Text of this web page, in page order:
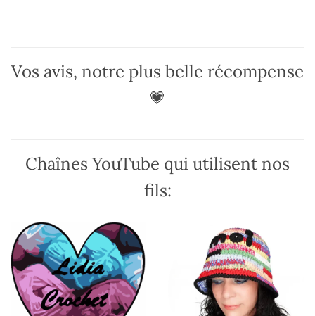
choisies
sur
la
Vos avis, notre plus belle récompense
💗
Chaînes YouTube qui utilisent nos
fils: